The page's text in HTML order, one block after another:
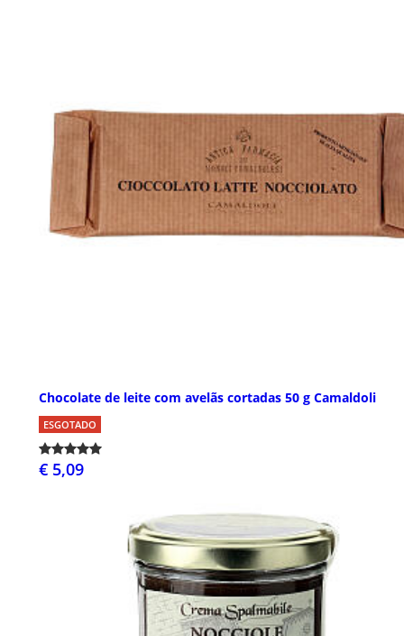
Chocolate de leite com avelãs cortadas 50 g Camaldoli
ESGOTADO
€ 5,09